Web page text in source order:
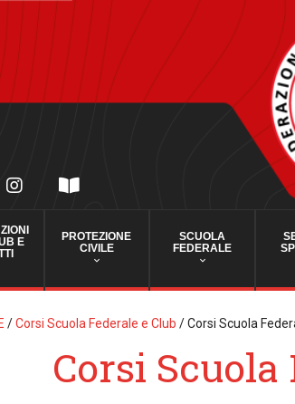
E
PROTEZIONE
CIVILE
SCUOLA
FEDERALE
/Corsi Scuola Federale e Club /Corsi Scuola
Corsi Scuola